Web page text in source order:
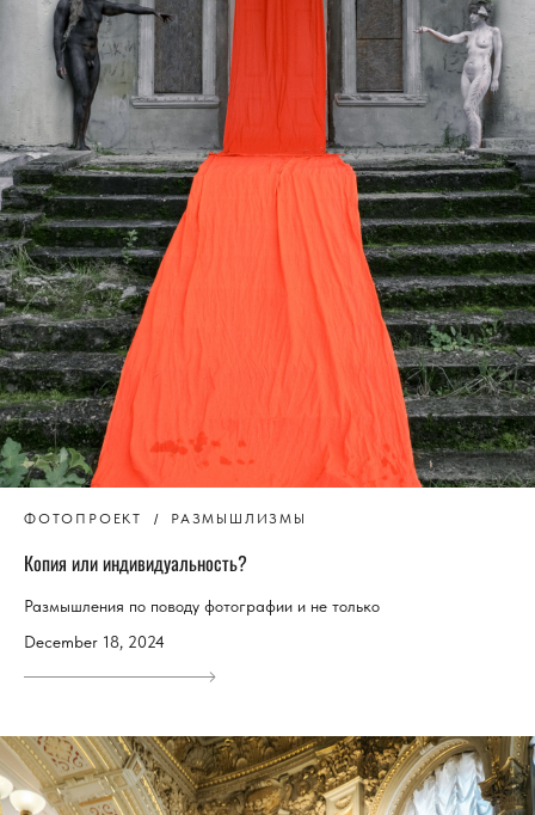
ФОТОПРОЕКТ РАЗМЫШЛИЗМЫ
Копия или индивидуальность?
Размышления по поводу фотографии и не только
December 18, 2024